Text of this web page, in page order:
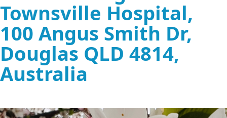
Townsville Hospital,
100 Angus Smith Dr,
Douglas QLD 4814,
Australia